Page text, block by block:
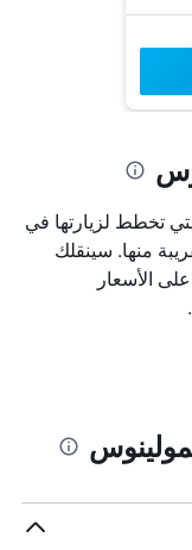
تخطط لزيارتها في
منها. سينقلك
الأسعار